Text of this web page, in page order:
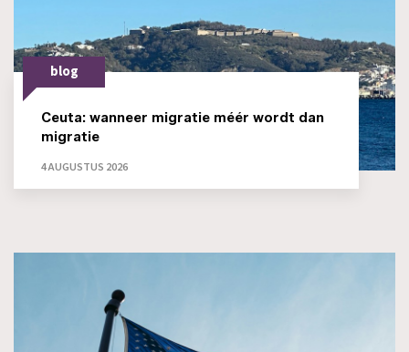
blog
Ceuta: wanneer migratie méér wordt dan
migratie
4 AUGUSTUS 2026